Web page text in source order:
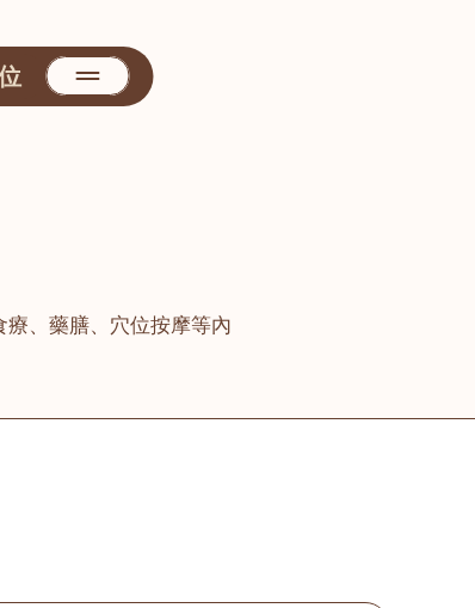
、藥膳、穴位按摩等內